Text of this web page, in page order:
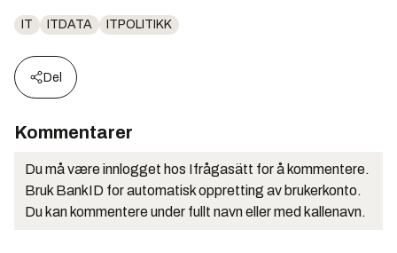
IT ITDATA ITPOLITIKK
Del
Kommentarer
Du må være innlogget hos Ifrågasätt for å kommentere.
Bruk BankID for automatisk oppretting av brukerkonto.
Du kan kommentere under fullt navn eller med kallenavn.